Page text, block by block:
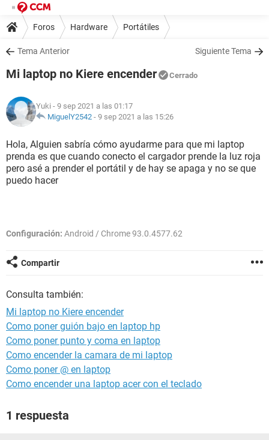
Foros Hardware Portátiles
Tema Anterior Siguiente Tema
Mi laptop no Kiere encender Cerrado
Yuki - 9 sep 2021 a las 01:17
MiguelY2542 - 9 sep 2021 a las 15:26
Hola, Alguien sabría cómo ayudarme para que mi laptop
prenda es que cuando conecto el cargador prende la luz roja
pero asé a prender el portátil y de hay se apaga y no se que
puedo hacer
Configuración: Android / Chrome 93.0.4577.62
Compartir
Consulta también:
Mi laptop no Kiere encender
Como poner guión bajo en laptop hp
Como poner punto y coma en laptop
Como encender la camara de mi laptop
Como poner @ en laptop
Como encender una laptop acer con el teclado
1 respuesta